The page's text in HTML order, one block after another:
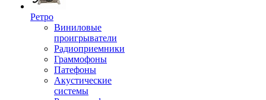
Ретро
Виниловые
проигрыватели
Радиоприемники
Граммофоны
Патефоны
Акустические
системы